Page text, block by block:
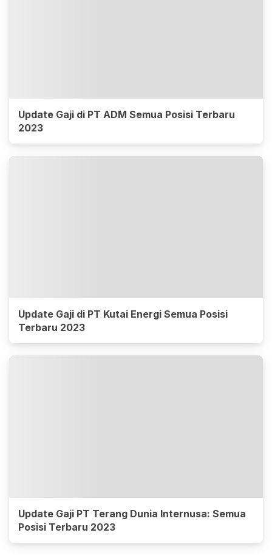
Update Gaji di PT ADM Semua Posisi Terbaru
2023
Update Gaji di PT Kutai Energi Semua Posisi
Terbaru 2023
Update Gaji PT Terang Dunia Internusa: Semua
Posisi Terbaru 2023